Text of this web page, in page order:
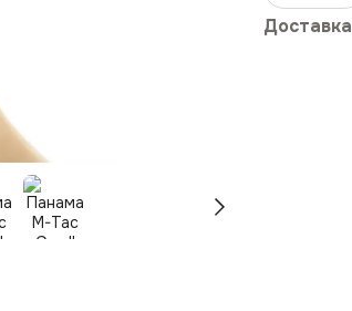
Доставка